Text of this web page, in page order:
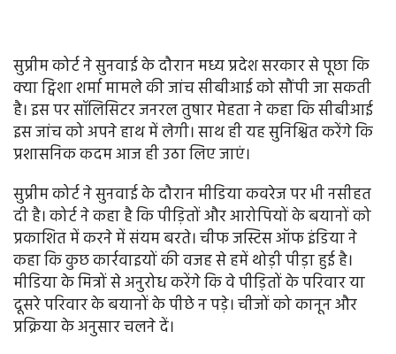
सुप्रीम कोर्ट ने सुनवाई के दौरान मध्य प्रदेश सरकार से पूछा कि
क्या ट्विशा शर्मा मामले की जांच सीबीआई को सौंपी जा सकती
है। इस पर सॉलिसिटर जनरल तुषार मेहता ने कहा कि सीबीआई
इस जांच को अपने हाथ में लेगी। साथ ही यह सुनिश्चित करेंगे कि
प्रशासनिक कदम आज ही उठा लिए जाएं।
सुप्रीम कोर्ट ने सुनवाई के दौरान मीडिया कवरेज पर भी नसीहत
दी है। कोर्ट ने कहा है कि पीड़ितों और आरोपियों के बयानों को
प्रकाशित में करने में संयम बरते। चीफ जस्टिस ऑफ इंडिया ने
कहा कि कुछ कार्रवाइयों की वजह से हमें थोड़ी पीड़ा हुई है।
मीडिया के मित्रों से अनुरोध करेंगे कि वे पीड़ितों के परिवार या
दूसरे परिवार के बयानों के पीछे न पड़े। चीजों को कानून और
प्रक्रिया के अनुसार चलने दें।